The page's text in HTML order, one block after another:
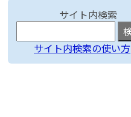
サイト内検索
サイト内検索の使い方